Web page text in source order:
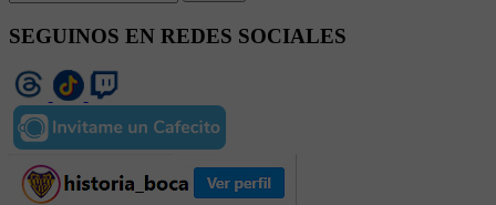
SEGUINOS EN REDES SOCIALES